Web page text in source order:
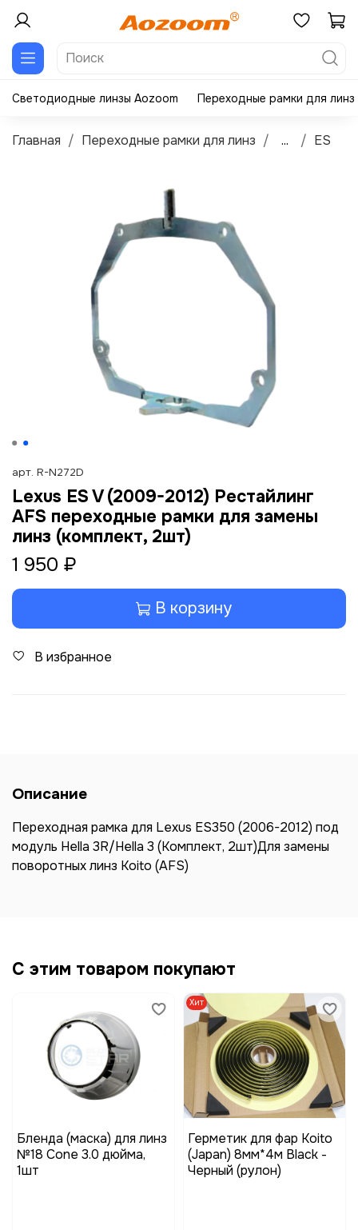
Светодиодные линзы Aozoom Переходные рамки для линз
Главная Переходные рамки для линз ... ES
арт. R-N272D
Lexus ES V (2009-2012) Рестайлинг
AFS переходные рамки для замены
линз (комплект, 2шт)
1 950 ₽
В корзину
В избранное
Описание
Переходная рамка для Lexus ES350 (2006-2012) под
модуль Hella 3R/Hella 3 (Комплект, 2шт)Для замены
поворотных линз Koito (AFS)
С этим товаром покупают
Бленда (маска) для линз
№18 Cone 3.0 дюйма,
1шт
Хит
Герметик для фар Koito
(Japan) 8мм*4м Black -
Черный (рулон)